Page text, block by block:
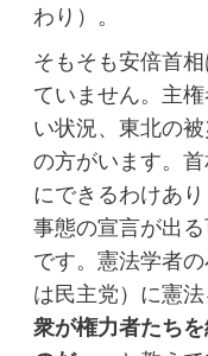
わり）。
そもそも安倍首
ていません。主
い状況、東北の
の方がいます。
にできるわけあ
事態の宣言が出
です。憲法学者
は民主党）に憲
衆が権力者たち